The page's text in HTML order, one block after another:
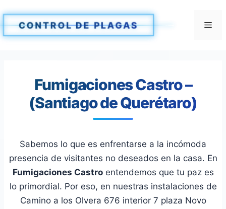
contenido
CONTROL DE PLAGAS
Fumigaciones Castro –
(Santiago de Querétaro)
Sabemos lo que es enfrentarse a la incómoda
presencia de visitantes no deseados en la casa. En
Fumigaciones Castroentendemos que tu paz es
lo primordial. Por eso, en nuestras instalaciones de
Camino a los Olvera 676 interior 7 plaza Novo